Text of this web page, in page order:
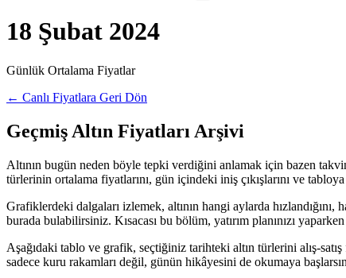
18 Şubat 2024
Günlük Ortalama Fiyatlar
← Canlı Fiyatlara Geri Dön
Geçmiş Altın Fiyatları Arşivi
Altının bugün neden böyle tepki verdiğini anlamak için bazen
türlerinin ortalama fiyatlarını, gün içindeki iniş çıkışlarını ve
Grafiklerdeki dalgaları izlemek, altının hangi aylarda hızlandığını,
burada bulabilirsiniz. Kısacası bu bölüm, yatırım planınızı
Aşağıdaki tablo ve grafik, seçtiğiniz tarihteki altın türlerini alış-
sadece kuru rakamları değil, günün hikâyesini de okumaya